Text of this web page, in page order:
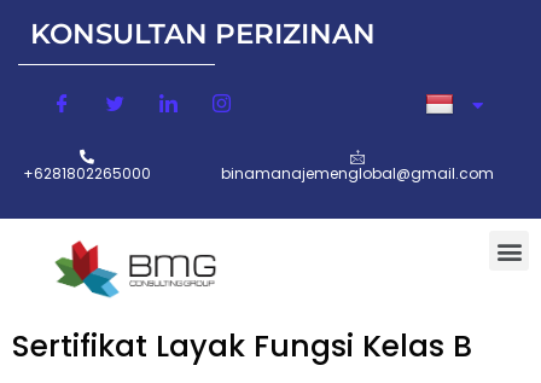
Lompat
KONSULTAN PERIZINAN
+6281802265000 binamanajemenglobal@gmail.com
Sertifikat Layak Fungsi Kelas B